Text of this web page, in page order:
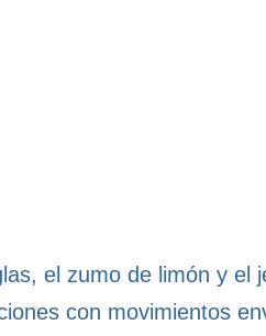
el zumo de limón y el
con movimientos